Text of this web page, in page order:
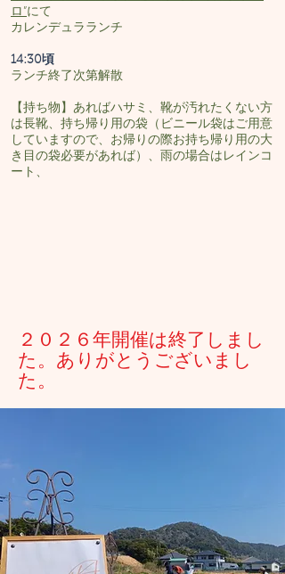
ロ”にて
カレ ンデュラランチ
14:30頃
ランチ終了次第解散
【持ち物】あればハサミ、靴が汚れたくない方
は長靴、持ち帰り用の袋（ビニール袋はご用意
していますので、お帰りの際お持ち帰り用の大
き目の袋必要があれば）、雨の場合はレインコ
ート、
２０２６年開催は終了しまし
た。ありがとうございまし
た。